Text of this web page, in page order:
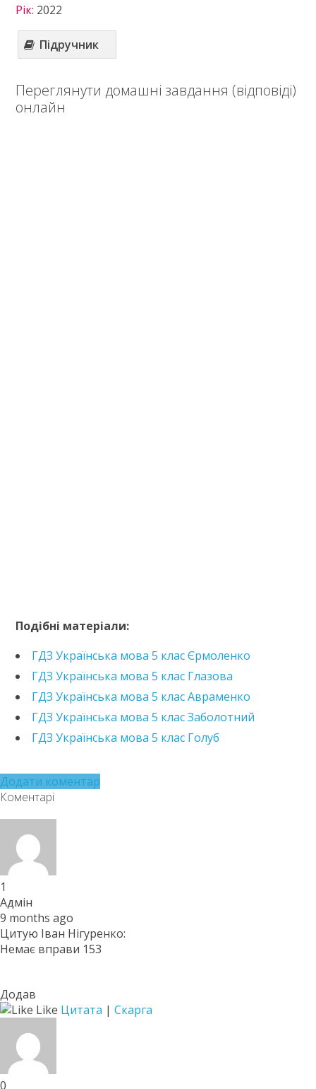
Політика
Рік: 2022
Підручник
Переглянути домашні завдання (відповіді)
онлайн
2022&pageLayout=singlePage&u=kreidaros
Подібні матеріали:
ГДЗ Українська мова 5 клас Єрмоленко
ГДЗ Українська мова 5 клас Глазова
ГДЗ Українська мова 5 клас Авраменко
ГДЗ Українська мова 5 клас Заболотний
ГДЗ Українська мова 5 клас Голуб
Додати коментар
Коментарі
1
Адмін
9 months ago
Цитую Іван Нігуренко:
Немає вправи 153
Додав
Like Цитата | Скарга
0